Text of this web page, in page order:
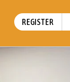
REGISTER